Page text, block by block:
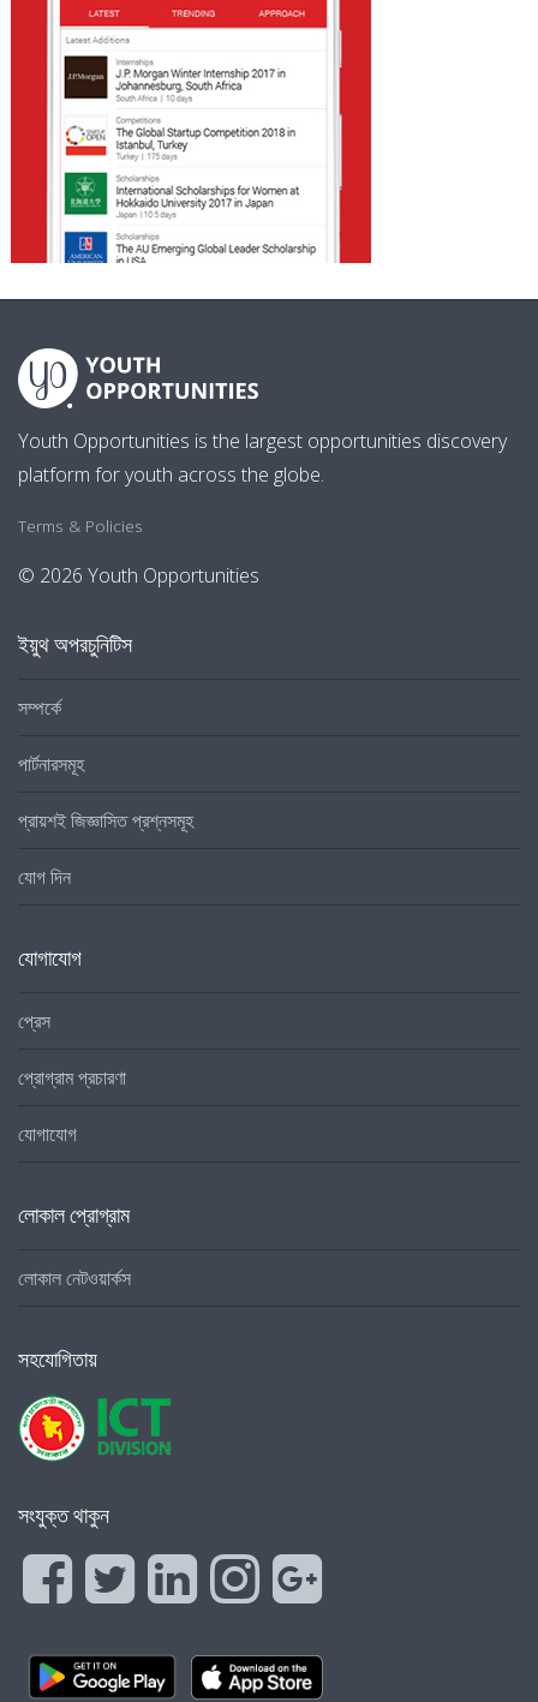
Youth Opportunities is the largest opportunities discovery
platform for youth across the globe.
Terms & Policies
© 2026 Youth Opportunities
ইয়ুথ অপরচুনিটিস
সম্পর্কে
পার্টনারসমূহ
প্রায়শই জিজ্ঞাসিত প্রশ্নসমূহ
যোগ দিন
যোগাযোগ
প্রেস
প্রোগ্রাম প্রচারণা
যোগাযোগ
লোকাল প্রোগ্রাম
লোকাল নেটওয়ার্কস
সহযোগিতায়
সংযুক্ত থাকুন